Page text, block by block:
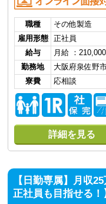
職種
その他製造
雇用形態
正社員
給与
月給 ：
勤務地
大阪府泉佐野
寮費
応相談
詳細を見る
【日勤専属】月収
正社員も目指せる！